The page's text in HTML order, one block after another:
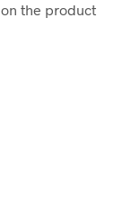
the product